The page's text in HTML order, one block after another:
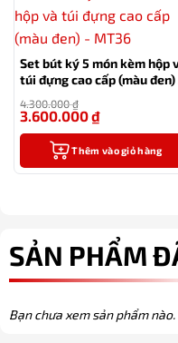
Set bút ký 5 món kèm hộp
túi đựng cao cấp (màu đen)
4.300.000₫
3.600.000₫
Thêm vào giỏ hàng
SẢN PHẨM
Bạn chưa xem sản phẩm nào.